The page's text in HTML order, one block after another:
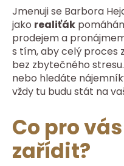
Jmenuji se Barbora
jako realiťák
prodejem a
s tím, aby celý proces
bez zbytečného
nebo hledáte
vždy tu budu stát na
Co pro
zařídit?